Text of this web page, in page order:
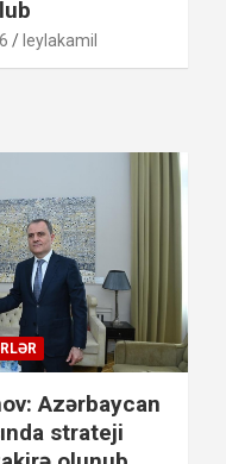
leylakamil
Azərbaycan
strateji